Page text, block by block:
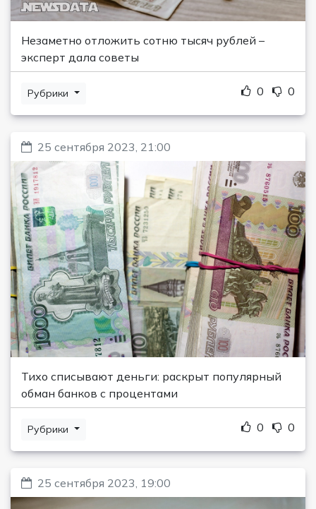
Незаметно отложить сотню тысяч рублей –
эксперт дала советы
Рубрики 0 0
25 сентября 2023, 21:00
Тихо списывают деньги: раскрыт популярный
обман банков с процентами
Рубрики 0 0
25 сентября 2023, 19:00